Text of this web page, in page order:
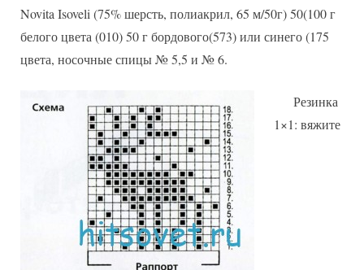
Novita Isoveli (75% шерсть, полиакрил, 65 м/50г) 50(100 г
белого цвета (010) 50 г бордового(573) или синего (175
цвета, носочные спицы № 5,5 и № 6.
Резинка
1×1: вяжите